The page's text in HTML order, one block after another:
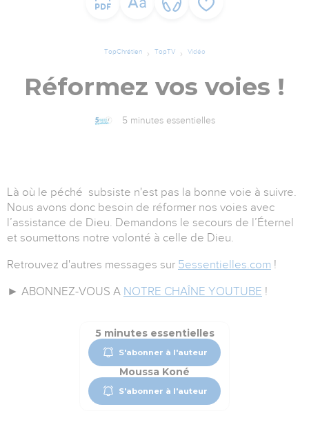
TopChrétien TopTV Vidéo
Réformez vos voies !
5 minutes essentielles
Là où le péché subsiste n'est pas la bonne voie à suivre.
Nous avons donc besoin de réformer nos voies avec
l’assistance de Dieu. Demandons le secours de l’Éternel
et soumettons notre volonté à celle de Dieu.
Retrouvez d'autres messages sur 5essentielles.com !
► ABONNEZ-VOUS A NOTRE CHAÎNE YOUTUBE !
5 minutes essentielles
S'abonner à l'auteur
Moussa Koné
S'abonner à l'auteur